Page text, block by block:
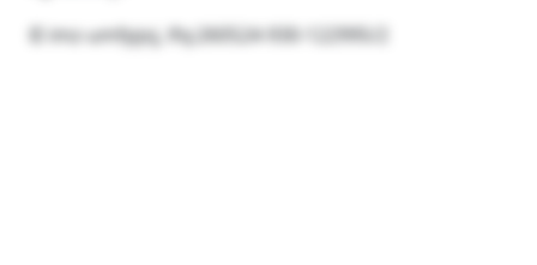
© imz-umfpjoj, lfq:260524-930-122995/2